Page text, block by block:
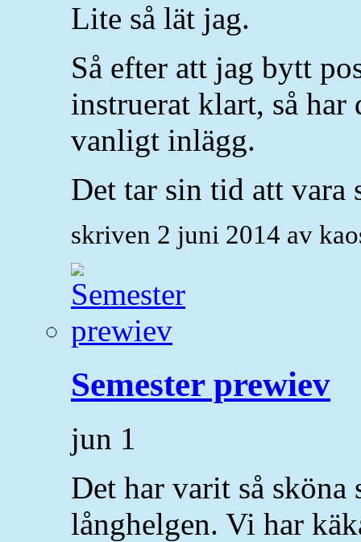
Lite så lät jag.
Så efter att jag bytt
instruerat klart, så
vanligt inlägg.
Det tar sin tid att vara
skriven 2 juni 2014 av
Semester prewiev
jun 1
Det har varit så sköna
långhelgen. Vi har